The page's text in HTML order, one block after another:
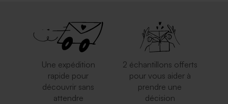
Une expédition
rapide pour
découvrir sans
attendre
2 échantillons offerts
pour vous aider à
prendre une
décision